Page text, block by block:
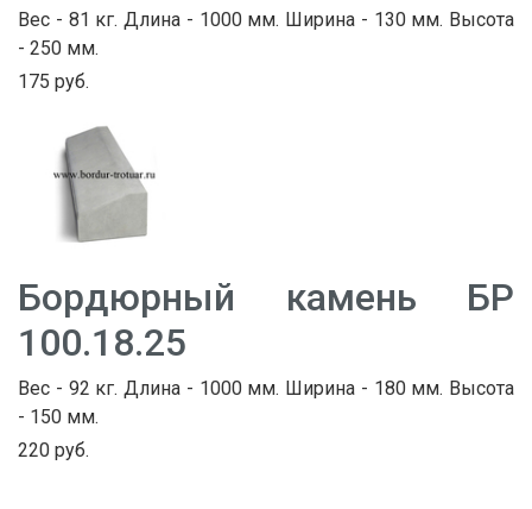
Вес - 81 кг. Длина - 1000 мм. Ширина - 130 мм. Высота
- 250 мм.
175 руб.
Бордюрный камень БР
100.18.25
Вес - 92 кг. Длина - 1000 мм. Ширина - 180 мм. Высота
- 150 мм.
220 руб.